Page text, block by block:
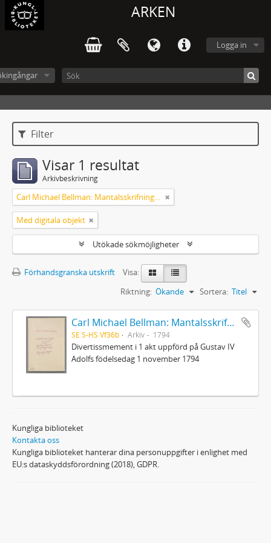
ARKEN
Logga in
Filter
Visar 1 resultat
Arkivbeskrivning
Carl Michael Bellman: Mantalsskrifningen
Med digitala objekt
Utökade sökmöjligheter
Förhandsgranska utskrift
Visa:
Sortera: Titel
Riktning: Ökande
Carl Michael Bellman: Mantalsskrifningen
SE S-HS Vf36b Arkiv 1794
Divertissmement i 1 akt uppförd på Gustav IV
Adolfs födelsedag 1 november 1794
Kungliga biblioteket
Kontakta oss
Kungliga biblioteket hanterar dina personuppgifter i enlighet med
EU:s dataskyddsförordning (2018), GDPR.